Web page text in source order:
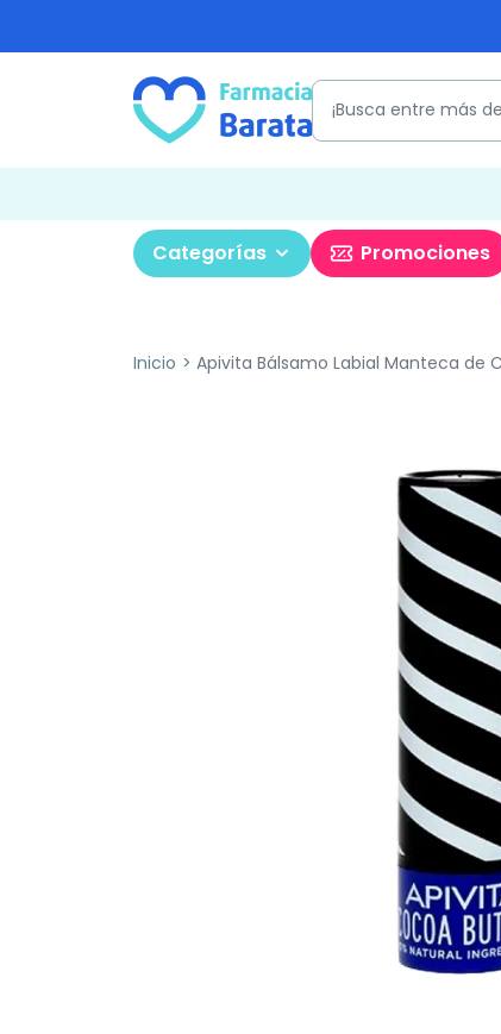
Categorías Promociones
Inicio Apivita Bálsamo Labial Manteca de